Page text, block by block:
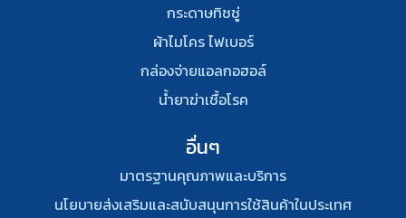
กระดาษทิชชู่
ผ้าไมโคร ไฟเบอร์
กล่องจ่ายแอลกอฮอล์
น้ำยาฆ่าเชื้อโรค
อื่นๆ
มาตรฐานคุณภาพและบริการ
นโยบายส่งเสริมและสนับสนุนการใช้สินค้าในประเทศ